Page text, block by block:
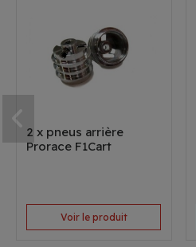
2 x pneus arrière
Prorace F1Cart
Voir le produit